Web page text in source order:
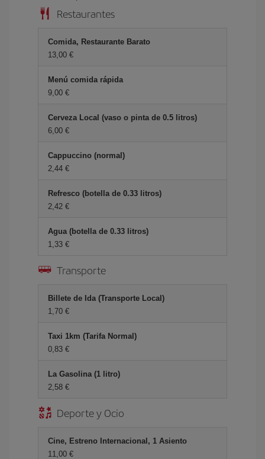
Restaurantes
Comida, Restaurante Barato
13,00 €
Menú comida rápida
9,00 €
Cerveza Local (vaso o pinta de 0.5 litros)
6,00 €
Cappuccino (normal)
2,44 €
Refresco (botella de 0.33 litros)
2,42 €
Agua (botella de 0.33 litros)
1,33 €
Transporte
Billete de Ida (Transporte Local)
1,70 €
Taxi 1km (Tarifa Normal)
0,83 €
La Gasolina (1 litro)
2,58 €
Deporte y Ocio
Cine, Estreno Internacional, 1 Asiento
11,00 €